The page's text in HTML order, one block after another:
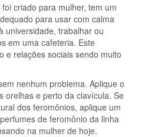
criado para mulher, tem um
para usar com calma
universidade, trabalhar ou
em uma cafeteria. Este
e relações sociais sendo muito
nenhum problema. Aplique o
orelhas e perto da clavícula. Se
dos feromônios, aplique um
de feromônio da linha
na mulher de hoje.